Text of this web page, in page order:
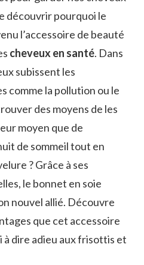
découvrir pourquoi le
l’accessoire de beauté
cheveux en santé. Dans
subissent les
comme la pollution ou le
des moyens de les
moyen que de
de sommeil tout en
? Grâce à ses
le bonnet en soie
nouvel allié. Découvre
que cet accessoire
dire adieu aux frisottis et